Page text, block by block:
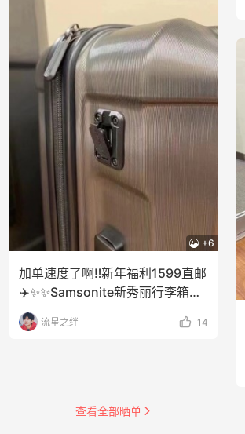
+6
加单速度了啊‼️新年福利️1599直邮
✈️✨✨Samsonite新秀丽行李箱！
非
流星之绊 14
查看全部晒单